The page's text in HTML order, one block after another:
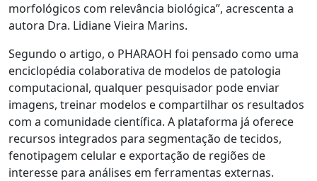
morfológicos com relevância biológica”, acrescenta a
autora Dra. Lidiane Vieira Marins.
Segundo o artigo, o PHARAOH foi pensado como uma
enciclopédia colaborativa de modelos de patologia
computacional, qualquer pesquisador pode enviar
imagens, treinar modelos e compartilhar os resultados
com a comunidade científica. A plataforma já oferece
recursos integrados para segmentação de tecidos,
fenotipagem celular e exportação de regiões de
interesse para análises em ferramentas externas.